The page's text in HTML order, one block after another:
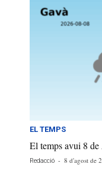
EL TEMPS
El temps avui 8 de
Redacció - 8 d'agost de